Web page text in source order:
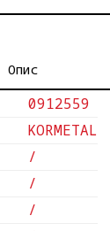
Опис
0912559
KORMETAL
/
/
/